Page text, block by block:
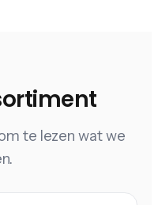
te lezen wat we